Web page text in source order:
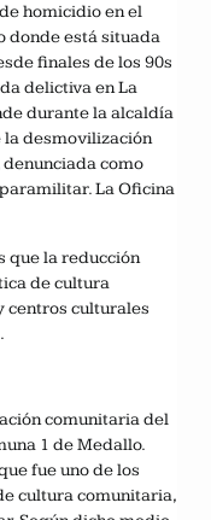
homicidio en el
donde está situada
finales de los 90s
delictiva en La
durante la alcaldía
la desmovilización
como
La Oficina
que la reducción
de cultura
centros culturales
comunitaria del
1 de Medallo.
fue uno de los
cultura comunitaria,